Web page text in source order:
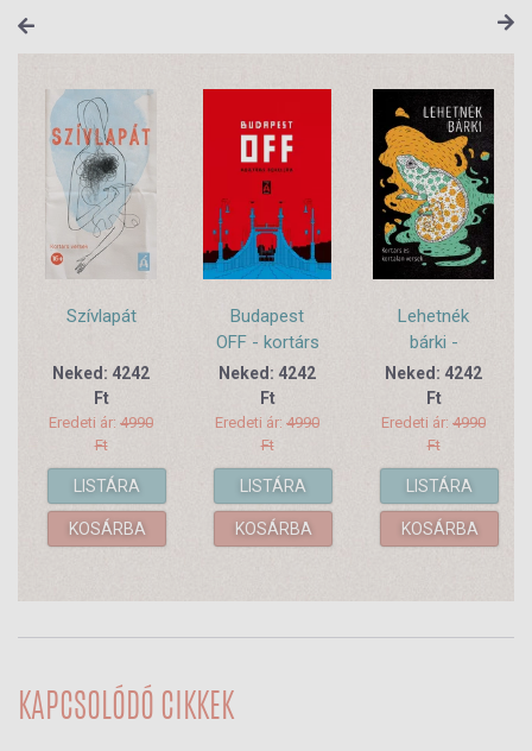
Szívlapát
Neked: 4242
Ft
Eredeti ár: 4990
Ft
LISTÁRA
KOSÁRBA
Budapest
OFF - kortárs
novellák
Neked: 4242
Ft
Eredeti ár: 4990
Ft
LISTÁRA
KOSÁRBA
Lehetnék
bárki -
Kortárs és
kortalan
versek
Neked: 4242
Ft
Eredeti ár: 4990
Ft
LISTÁRA
KOSÁRBA
KAPCSOLÓDÓ CIKKEK